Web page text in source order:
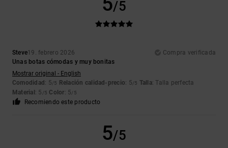
/5
Steve19. febrero 2026
Compra verificada
Unas botas cómodas y muy bonitas
Mostrar original - English
Comodidad : 5/5 Relación calidad-precio: 5/5 Talla: Talla perfecta
Material : 5 /5 Color: 5/5
Recomiendo este producto
5/5